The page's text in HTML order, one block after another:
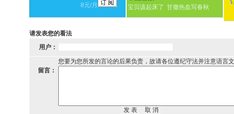
8元/月
宝贝该起床了 甘撒热血写春秋
请发表您的看法
用户：
您要为您所发的言论的后果负责，故请各位遵纪守法并注意语言文
留言：